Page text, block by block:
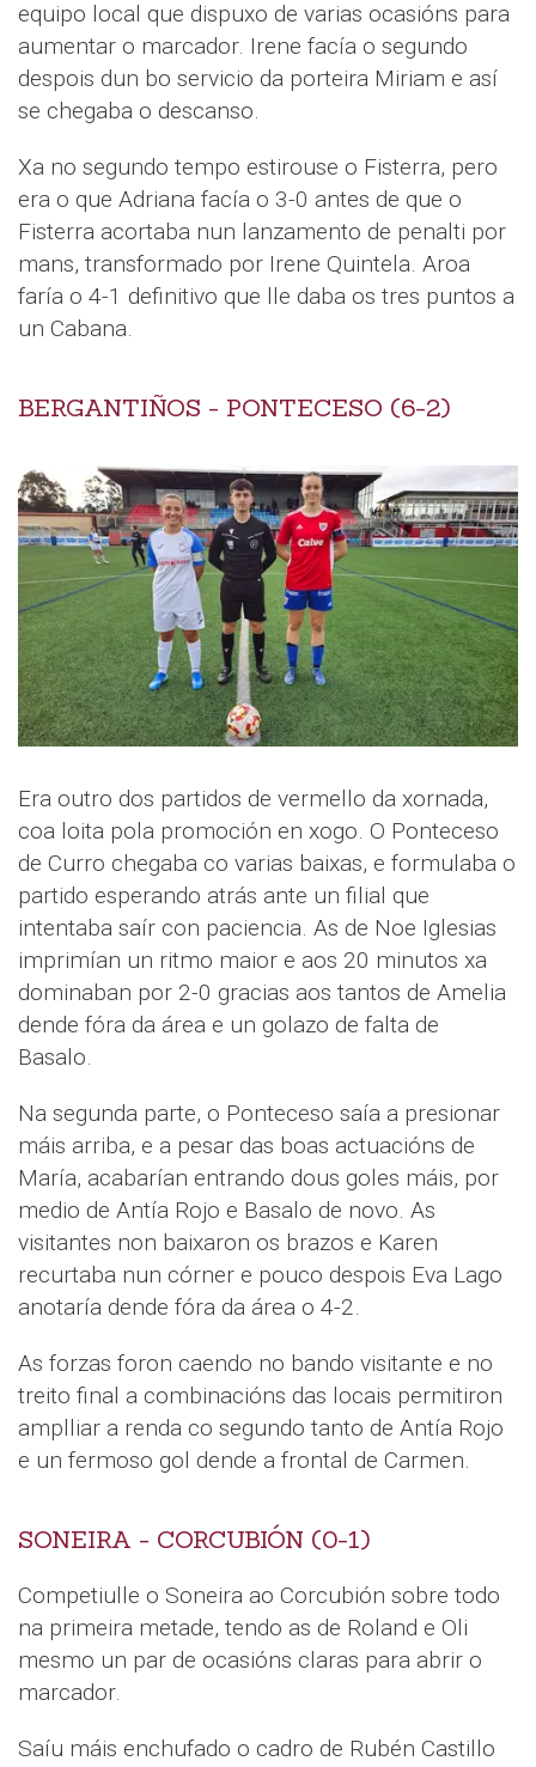
equipo local que dispuxo de varias ocasións para
aumentar o marcador. Irene facía o segundo
despois dun bo servicio da porteira Miriam e así
se chegaba o descanso.
Xa no segundo tempo estirouse o Fisterra, pero
era o que Adriana facía o 3-0 antes de que o
Fisterra acortaba nun lanzamento de penalti por
mans, transformado por Irene Quintela. Aroa
faría o 4-1 definitivo que lle daba os tres puntos a
un Cabana.
BERGANTIÑOS - PONTECESO (6-2)
Era outro dos partidos de vermello da xornada,
coa loita pola promoción en xogo. O Ponteceso
de Curro chegaba co varias baixas, e formulaba o
partido esperando atrás ante un filial que
intentaba saír con paciencia. As de Noe Iglesias
imprimían un ritmo maior e aos 20 minutos xa
dominaban por 2-0 gracias aos tantos de Amelia
dende fóra da área e un golazo de falta de
Basalo.
Na segunda parte, o Ponteceso saía a presionar
máis arriba, e a pesar das boas actuacións de
María, acabarían entrando dous goles máis, por
medio de Antía Rojo e Basalo de novo. As
visitantes non baixaron os brazos e Karen
recurtaba nun córner e pouco despois Eva Lago
anotaría dende fóra da área o 4-2.
As forzas foron caendo no bando visitante e no
treito final a combinacións das locais permitiron
amplliar a renda co segundo tanto de Antía Rojo
e un fermoso gol dende a frontal de Carmen.
SONEIRA - CORCUBIÓN (0-1)
Competiulle o Soneira ao Corcubión sobre todo
na primeira metade, tendo as de Roland e Oli
mesmo un par de ocasións claras para abrir o
marcador.
Saíu máis enchufado o cadro de Rubén Castillo